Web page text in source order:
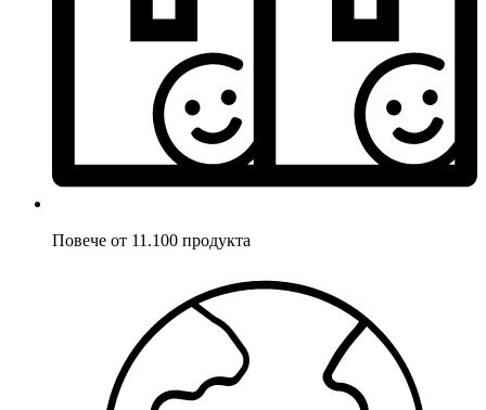
Повече от 11.100 продукта